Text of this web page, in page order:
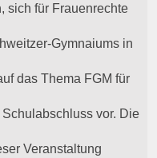
sich für Frauenrechte
Gymnaiums in
das Thema FGM für
vor. Die
Veranstaltung